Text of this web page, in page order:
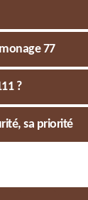
77
?
sa priorité